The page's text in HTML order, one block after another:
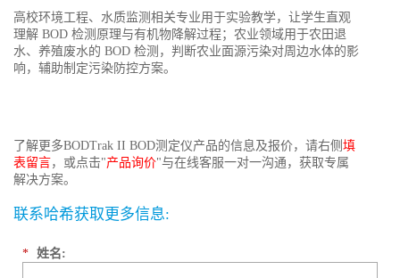
高校环境工程、水质监测相关专业用于实验教学，让学生直观
理解 BOD 检测原理与有机物降解过程；农业领域用于农田退
水、养殖废水的 BOD 检测，判断农业面源污染对周边水体的影
响，辅助制定污染防控方案。
了解更多BODTrak II BOD测定仪产品的信息及报价，请右侧 填
表留言，或点击"产品询价"与在线客服一对一沟通，获取专属
解决方案。
联系哈希获取更多信息:
* 姓名: